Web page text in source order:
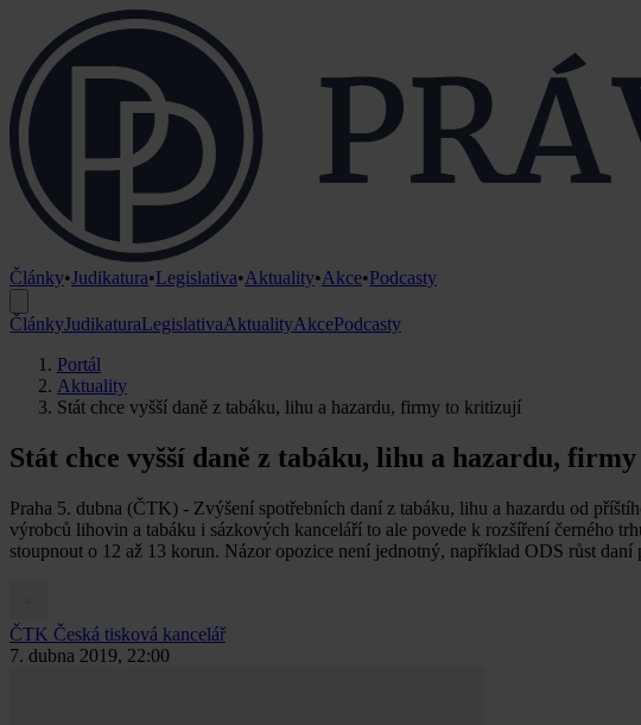
Články•Judikatura•Legislativa•Aktuality•Akce•Podcasty
ČlánkyJudikaturaLegislativaAktualityAkcePodcasty
Portál
Aktuality
Stát chce vyšší daně z tabáku, lihu a hazardu, firmy to kritizují
Stát chce vyšší daně z tabáku, lihu a hazardu,
Praha 5. dubna (ČTK) - Zvýšení spotřebních daní z tabáku, lihu a hazardu od
výrobců lihovin a tabáku i sázkových kanceláří to ale povede k rozšíření černého
stoupnout o 12 až 13 korun. Názor opozice není jednotný, například ODS růst daní
ČTK Česká tisková kancelář
7. dubna 2019, 22:00